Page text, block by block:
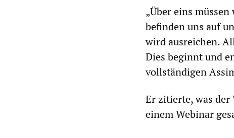
„Über eins
befinden uns auf
wird ausreichen.
Dies beginnt und
vollständigen
Er zitierte, was
einem Webinar